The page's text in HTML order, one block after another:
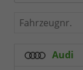
Fahrzeugnr.
Audi